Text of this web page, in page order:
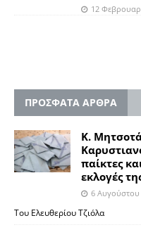
12
ΠΡΟΣΦΑΤΑ ΑΡΘΡΑ
Κ.
παίκτες
εκλογές
6 Αυγούστου
Του Ελευθερίου Τζιόλα